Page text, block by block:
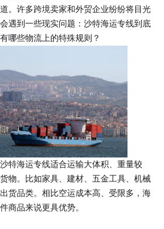
。许多跨境卖家和外贸企业纷纷将目光
遇到一些现实问题：沙特海运专线到底
哪些物流上的特殊规则？
特海运专线适合运输大体积、重量较
物。比如家具、建材、五金工具、机械
货品类。相比空运成本高、受限多，海
商品来说更具优势。